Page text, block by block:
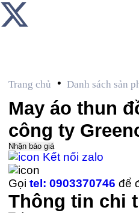
Trang chủ • Danh sách sản
May áo thun
công ty
Nhận báo giá
Kết nối zalo
Gọitel: 0903370746 để
Thông tin chi